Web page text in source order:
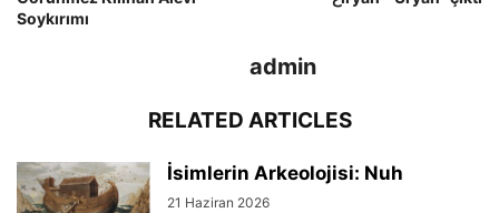
Soykırımı
admin
RELATED ARTICLES
İsimlerin Arkeolojisi: Nuh
21 Haziran 2026